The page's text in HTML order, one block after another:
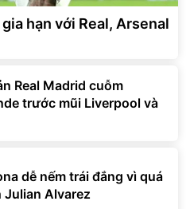
hạn với Real, Arsenal
Real Madrid cuỗm
trước mũi Liverpool và
dễ nếm trái đắng vì quá
Julian Alvarez